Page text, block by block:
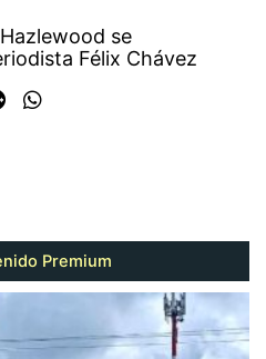
se
Félix Chávez
Premium